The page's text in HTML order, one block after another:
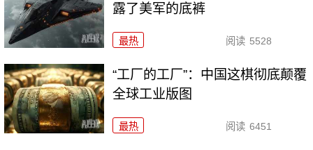
露了美军的底裤
最热 阅读 5528
“工厂的工厂”：中国这棋彻底颠覆
全球工业版图
最热 阅读 6451